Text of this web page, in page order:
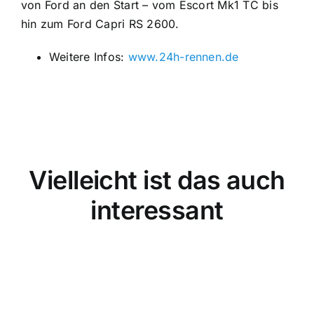
von Ford an den Start – vom Escort Mk1 TC bis
hin zum Ford Capri RS 2600.
Weitere Infos: www.24h-rennen.de
Vielleicht ist das auch
interessant